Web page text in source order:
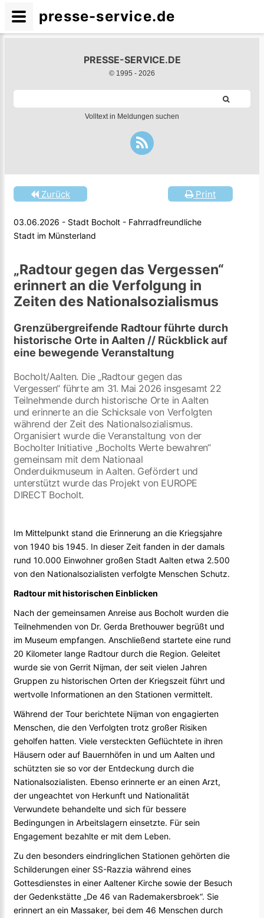
PRESSE-SERVICE.DE
© 1995 - 2026
Volltext in Meldungen suchen
Print
Zurück
03.06.2026 - Stadt Bocholt - Fahrradfreundliche
Stadt im Münsterland
„Radtour gegen das Vergessen“
erinnert an die Verfolgung in
Zeiten des Nationalsozialismus
Grenzübergreifende Radtour führte durch
historische Orte in Aalten // Rückblick auf
eine bewegende Veranstaltung
Bocholt/Aalten. Die „Radtour gegen das
Vergessen“ führte am 31. Mai 2026 insgesamt 22
Teilnehmende durch historische Orte in Aalten
und erinnerte an die Schicksale von Verfolgten
während der Zeit des Nationalsozialismus.
Organisiert wurde die Veranstaltung von der
Bocholter Initiative „Bocholts Werte bewahren“
gemeinsam mit dem Nationaal
Onderduikmuseum in Aalten. Gefördert und
unterstützt wurde das Projekt von EUROPE
DIRECT Bocholt.
Im Mittelpunkt stand die Erinnerung an die Kriegsjahre
von 1940 bis 1945. In dieser Zeit fanden in der damals
rund 10.000 Einwohner großen Stadt Aalten etwa 2.500
von den Nationalsozialisten verfolgte Menschen Schutz.
Radtour mit historischen Einblicken
Nach der gemeinsamen Anreise aus Bocholt wurden die
Teilnehmenden von Dr. Gerda Brethouwer begrüßt und
im Museum empfangen. Anschließend startete eine rund
20 Kilometer lange Radtour durch die Region. Geleitet
wurde sie von Gerrit Nijman, der seit vielen Jahren
Gruppen zu historischen Orten der Kriegszeit führt und
wertvolle Informationen an den Stationen vermittelt.
Während der Tour berichtete Nijman von engagierten
Menschen, die den Verfolgten trotz großer Risiken
geholfen hatten. Viele versteckten Geflüchtete in ihren
Häusern oder auf Bauernhöfen in und um Aalten und
schützten sie so vor der Entdeckung durch die
Nationalsozialisten. Ebenso erinnerte er an einen Arzt,
der ungeachtet von Herkunft und Nationalität
Verwundete behandelte und sich für bessere
Bedingungen in Arbeitslagern einsetzte. Für sein
Engagement bezahlte er mit dem Leben.
Zu den besonders eindringlichen Stationen gehörten die
Schilderungen einer SS-Razzia während eines
Gottesdienstes in einer Aaltener Kirche sowie der Besuch
der Gedenkstätte „De 46 van Rademakersbroek“. Sie
erinnert an ein Massaker, bei dem 46 Menschen durch
presse-service.de